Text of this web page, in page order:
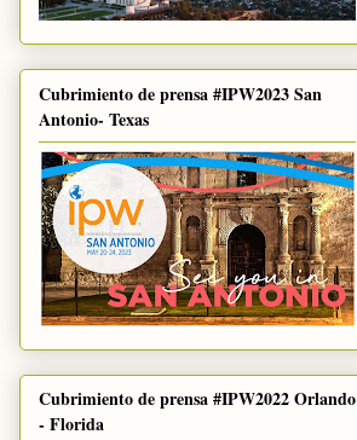
Cubrimiento de prensa #IPW2023 San
Antonio- Texas
Cubrimiento de prensa #IPW2022 Orlando
- Florida